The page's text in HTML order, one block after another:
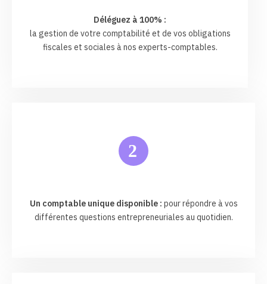
Déléguez à 100% :
la gestion de votre comptabilité et de vos obligations
fiscales et sociales à nos experts-comptables.
2
Un comptable unique disponible : pour répondre à vos
différentes questions entrepreneuriales au quotidien.